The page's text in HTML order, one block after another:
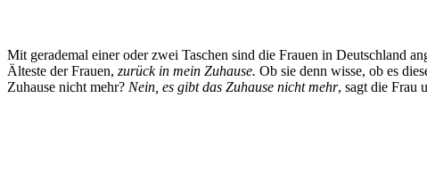
Mit gerademal einer oder zwei Taschen sind die Frauen in Deutschland
Älteste der Frauen, zurück in mein Zuhause. Ob sie denn wisse, ob es
Zuhause nicht mehr? Nein, es gibt das Zuhause nicht mehr, sagt die Frau